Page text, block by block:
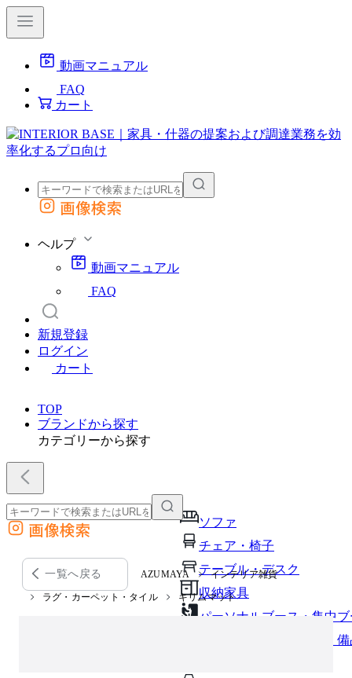
動画マニュアル
FAQ
カート
外部サイトの商品をカートに追加
画像検索
ヘルプ
動画マニュアル
FAQ
新規登録
ログイン
カート
TOP
ブランドから探す
カテゴリーから探す
ソファ
チェア・椅子
テーブル・デスク
収納家具
パーソナルブース・集中
オフィスアクセサリー・
外部サイトの商品をカートに追加
他のサイトで見つけた商品ページのURLを貼り付けて、カートに追加できます
画像検索
一覧へ戻る AZUMAYA インテリア雑貨
ラグ・カーペット・タイル キリムマット